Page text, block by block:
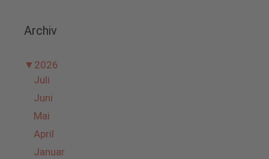
Archiv
▼ 2026
Juli
Juni
Mai
April
Januar